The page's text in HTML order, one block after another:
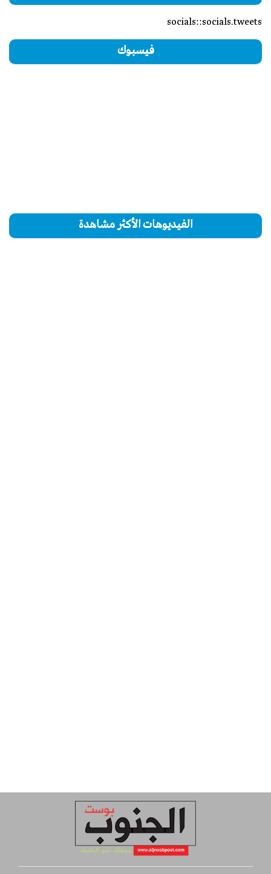
socials::socials.tweets
فيسبوك
الفيديوهات الأكثر مشاهدة